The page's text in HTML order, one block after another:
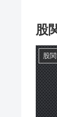
股
股